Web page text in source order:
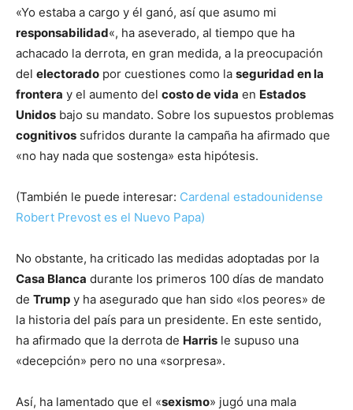
«Yo estaba a cargo y él ganó, así que asumo mi
responsabilidad«, ha aseverado, al tiempo que ha
achacado la derrota, en gran medida, a la preocupación
del electorado por cuestiones como la seguridad en la
frontera y el aumento del costo de vida en Estados
Unidos bajo su mandato. Sobre los supuestos problemas
cognitivos sufridos durante la campaña ha afirmado que
«no hay nada que sostenga» esta hipótesis.
(También le puede interesar: Cardenal estadounidense
Robert Prevost es el Nuevo Papa)
No obstante, ha criticado las medidas adoptadas por la
Casa Blanca durante los primeros 100 días de mandato
de Trump y ha asegurado que han sido «los peores» de
la historia del país para un presidente. En este sentido,
ha afirmado que la derrota de Harris le supuso una
«decepción» pero no una «sorpresa».
Así, ha lamentado que el «sexismo» jugó una mala